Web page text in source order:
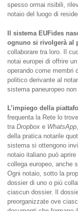
spesso ormai risibili,
notaio del luogo di
Il sistema EUFides
ognuno si rivolgerà al
collaborare tra loro. Il
notai europei di offrire
operando come membri
politico derivante al
sistema paneuropeo
L’impiego della
frequenta la Rete lo
tra Dropbox e WhatsApp
della pratica notarile
sistema si ottengono
notaio italiano può
collega europeo, anche
Ogni notaio, sotto la
dossier di uno o più
ciascun dossier. Il
preorganizzate ove